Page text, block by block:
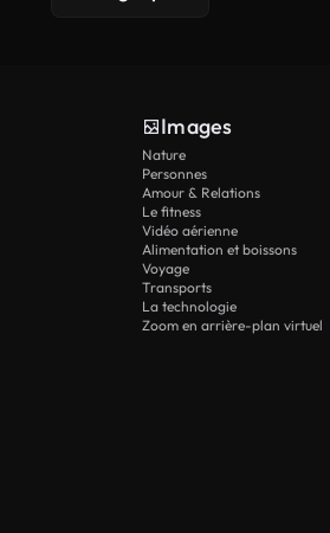
Images
Nature
Personnes
Amour & Relations
Le fitness
Vidéo aérienne
Alimentation et boissons
Voyage
Transports
La technologie
Zoom en arrière-plan virtuel